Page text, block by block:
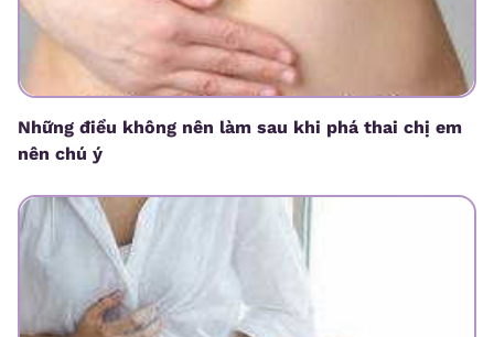
Những điều không nên làm sau khi phá thai chị em
nên chú ý